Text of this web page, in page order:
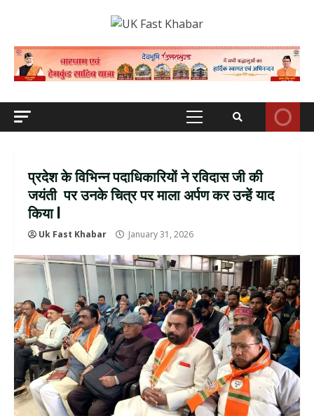
Primary
प्रदेश के विभिन्न पदाधिकारियों ने रविदास जी की
जयंती पर उनके चित्र पर माला अर्पण कर उन्हें याद
किया l
Uk Fast Khabar January 31, 2026